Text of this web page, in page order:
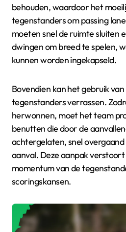
behouden, waardoor het
tegenstanders om passing
moeten snel de ruimte sluiten
dwingen om breed te spelen,
kunnen worden ingekapseld.
Bovendien kan het gebruik
tegenstanders verrassen.
herwonnen, moet het team
benutten die door de
achtergelaten, snel
aanval. Deze aanpak
momentum van de
scoringskansen.